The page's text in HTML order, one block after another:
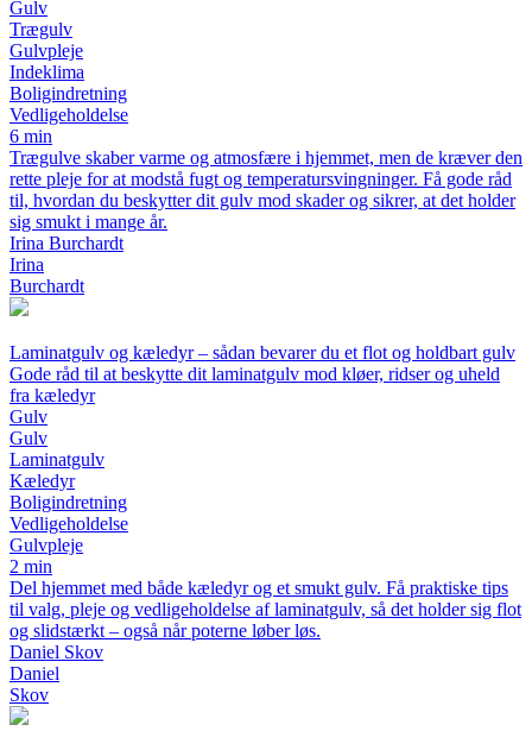
Gulv
Trægulv
Gulvpleje
Indeklima
Boligindretning
Vedligeholdelse
6 min
Trægulve skaber varme og atmosfære i hjemmet, men de kræver den
rette pleje for at modstå fugt og temperatursvingninger. Få gode råd
til, hvordan du beskytter dit gulv mod skader og sikrer, at det holder
sig smukt i mange år.
Irina Burchardt
Irina
Burchardt
Laminatgulv og kæledyr – sådan bevarer du et flot og holdbart gulv
Gode råd til at beskytte dit laminatgulv mod kløer, ridser og uheld
fra kæledyr
Gulv
Gulv
Laminatgulv
Kæledyr
Boligindretning
Vedligeholdelse
Gulvpleje
2 min
Del hjemmet med både kæledyr og et smukt gulv. Få praktiske tips
til valg, pleje og vedligeholdelse af laminatgulv, så det holder sig flot
og slidstærkt – også når poterne løber løs.
Daniel Skov
Daniel
Skov